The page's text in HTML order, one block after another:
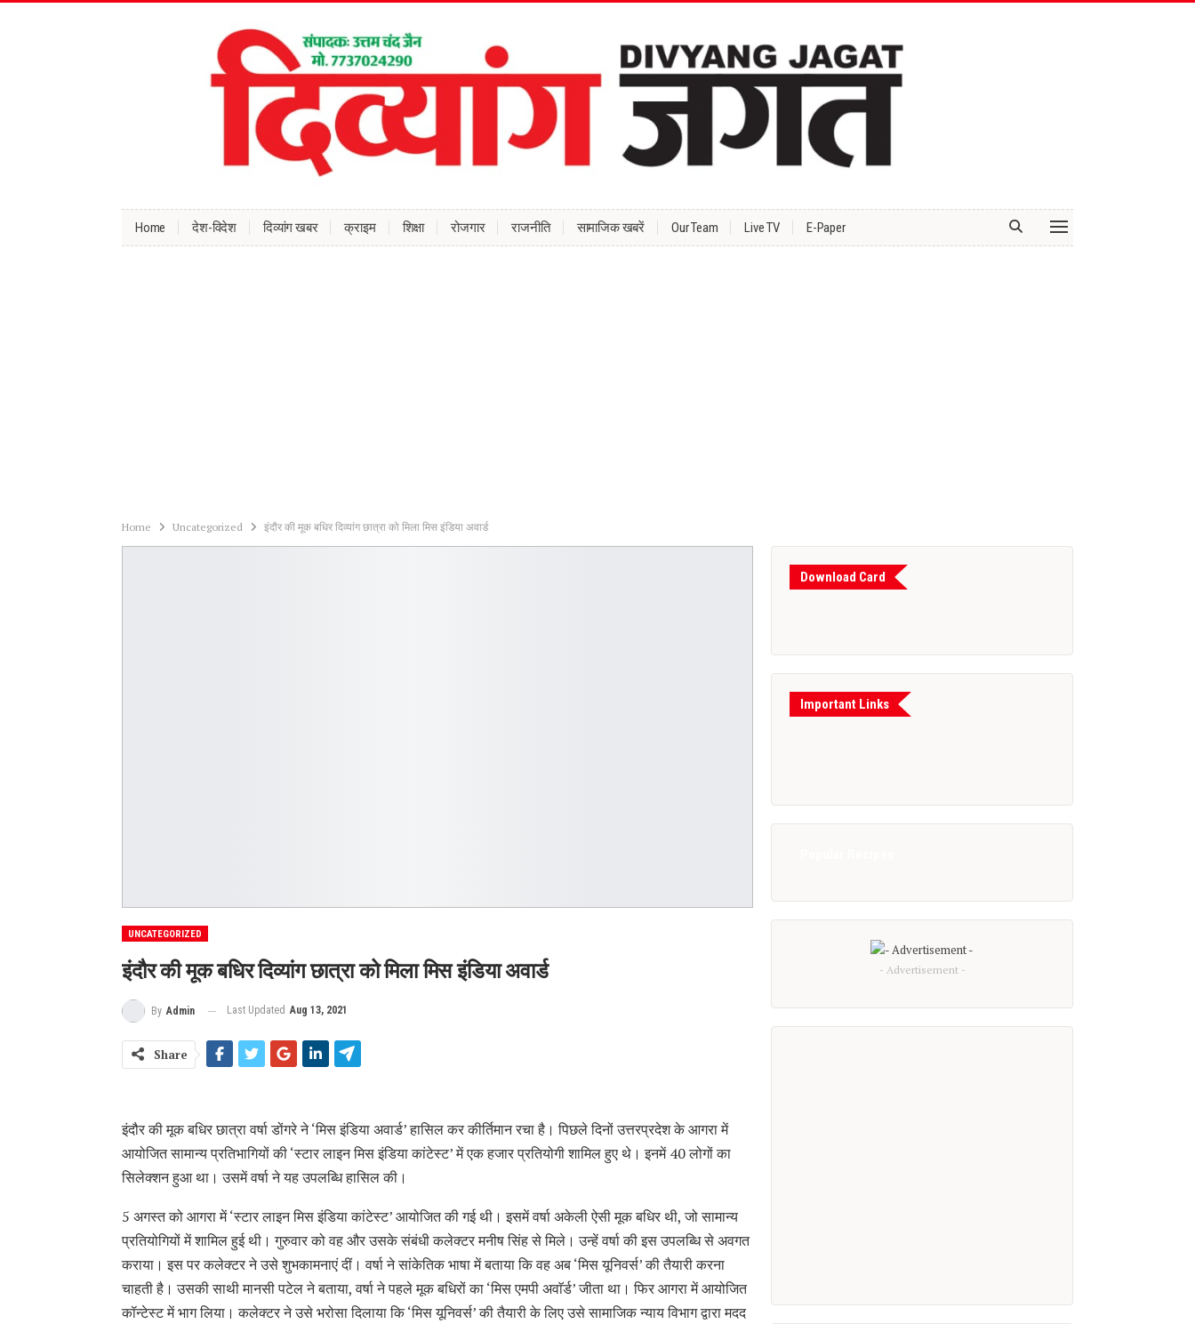
Home देश-विदेश दिव्यांग खबर क्राइम शिक्षा रोजगार राजनीति सामाजिक खबरें Our Team Live TV E-Paper
Home Uncategorized इंदौर की मूक बधिर दिव्यांग छात्रा को मिला मिस इंडिया अवार्ड
UNCATEGORIZED
इंदौर की मूक बधिर दिव्यांग छात्रा को मिला मिस इंडिया अवार्ड
By Admin Last Updated Aug 13, 2021
Share
इंदौर की मूक बधिर छात्रा वर्षा डोंगरे ने ‘मिस इंडिया अवार्ड’ हासिल कर कीर्तिमान रचा है। पिछले दिनों उत्तरप्रदेश के आगरा में
आयोजित सामान्य प्रतिभागियों की ‘स्टार लाइन मिस इंडिया कांटेस्ट’ में एक हजार प्रतियोगी शामिल हुए थे। इनमें 40 लोगों का
सिलेक्शन हुआ था। उसमें वर्षा ने यह उपलब्धि हासिल की।
5 अगस्त को आगरा में ‘स्टार लाइन मिस इंडिया कांटेस्ट’ आयोजित की गई थी। इसमें वर्षा अकेली ऐसी मूक बधिर थी, जो सामान्य
प्रतियोगियों में शामिल हुई थी। गुरुवार को वह और उसके संबंधी कलेक्टर मनीष सिंह से मिले। उन्हें वर्षा की इस उपलब्धि से अवगत
कराया। इस पर कलेक्टर ने उसे शुभकामनाएं दीं। वर्षा ने सांकेतिक भाषा में बताया कि वह अब ‘मिस यूनिवर्स’ की तैयारी करना
चाहती है। उसकी साथी मानसी पटेल ने बताया, वर्षा ने पहले मूक बधिरों का ‘मिस एमपी अवाॅर्ड’ जीता था। फिर आगरा में आयोजित
कॉन्टेस्ट में भाग लिया। कलेक्टर ने उसे भरोसा दिलाया कि ‘मिस यूनिवर्स’ की तैयारी के लिए उसे सामाजिक न्याय विभाग द्वारा मदद
Download Card
Important Links
- Advertisement -